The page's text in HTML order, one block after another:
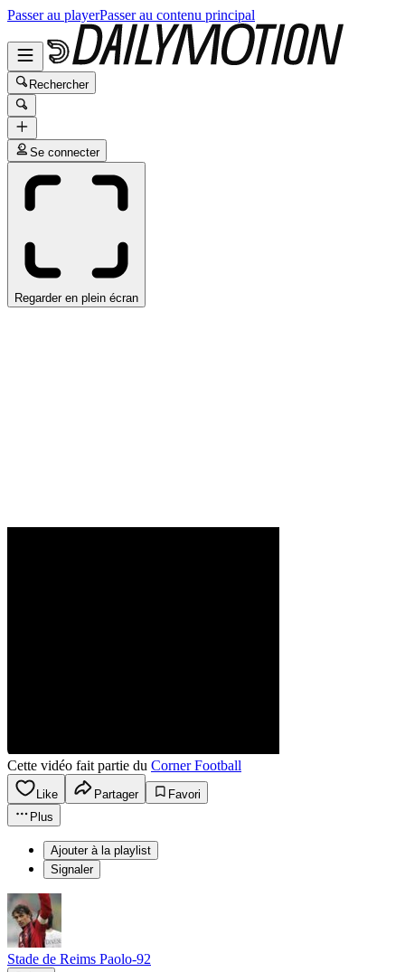
Passer au playerPasser au contenu principal
Rechercher
Se connecter
Regarder en plein écran
Cette vidéo fait partie du Corner Football
Like Partager
Favori
Plus
Ajouter à la playlist
Signaler
Stade de Reims Paolo-92